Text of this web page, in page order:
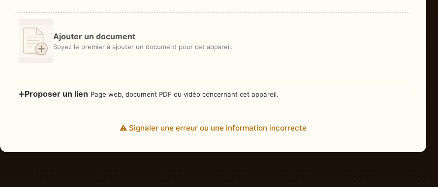
Ajouter un document
Soyez le premier à ajouter un document pour cet appareil.
➕Proposer un lien Page web, document PDF ou vidéo concernant cet appareil.
⚠️ Signaler une erreur ou une information incorrecte